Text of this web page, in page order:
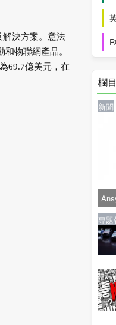
解決方案。意法
物聯網產品。
69.7億美元，在
欄
新聞
新聞
新聞
專題
新聞
專題